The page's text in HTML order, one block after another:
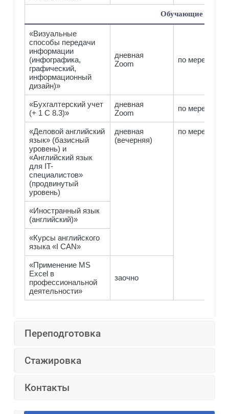
Обучающие курсы
«Визуальные
способы передачи
информации
(инфографика,
графический,
информационный
дизайн)»
дневная
Zoom
по мере
«Бухгалтерский учет
(+ 1 С 8.3)»
дневная
Zoom
по мере
«Деловой английский
язык» (базисный
уровень) и
«Английский язык
для IT-
специалистов»
(продвинутый
уровень)
дневная
(вечерняя)
по мере
«Иностранный язык
(английский)»
«Курсы английского
языка «I CAN»
«Применение MS
Excel в
профессиональной
деятельности»
заочно
Переподготовка
Стажировка
Контакты